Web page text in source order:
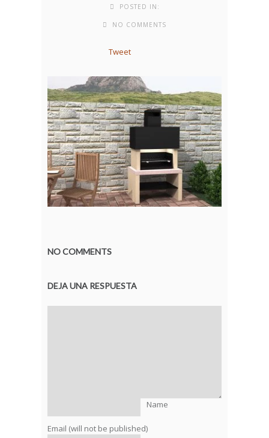
POSTED IN:
NO COMMENTS
Tweet
NO COMMENTS
DEJA UNA RESPUESTA
Name
Email (will not be published)